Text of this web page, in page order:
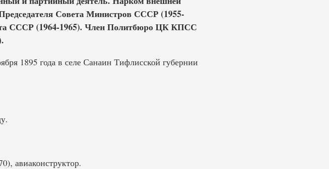
Совета Министров СССР (1955-
СССР (1964-1965). Член Политбюро ЦК КПСС
1895 года в селе Санаин Тифлисской губернии
авиаконструктор.